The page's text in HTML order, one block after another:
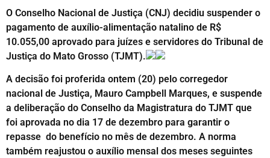
O Conselho Nacional de Justiça (CNJ) decidiu suspender o
pagamento de auxílio-alimentação natalino de R$
10.055,00 aprovado para juízes e servidores do Tribunal de
Justiça do Mato Grosso (TJMT).
A decisão foi proferida ontem (20) pelo corregedor
nacional de Justiça, Mauro Campbell Marques, e suspende
a deliberação do Conselho da Magistratura do TJMT que
foi aprovada no dia 17 de dezembro para garantir o
repasse do benefício no mês de dezembro. A norma
também reajustou o auxílio mensal dos meses seguintes